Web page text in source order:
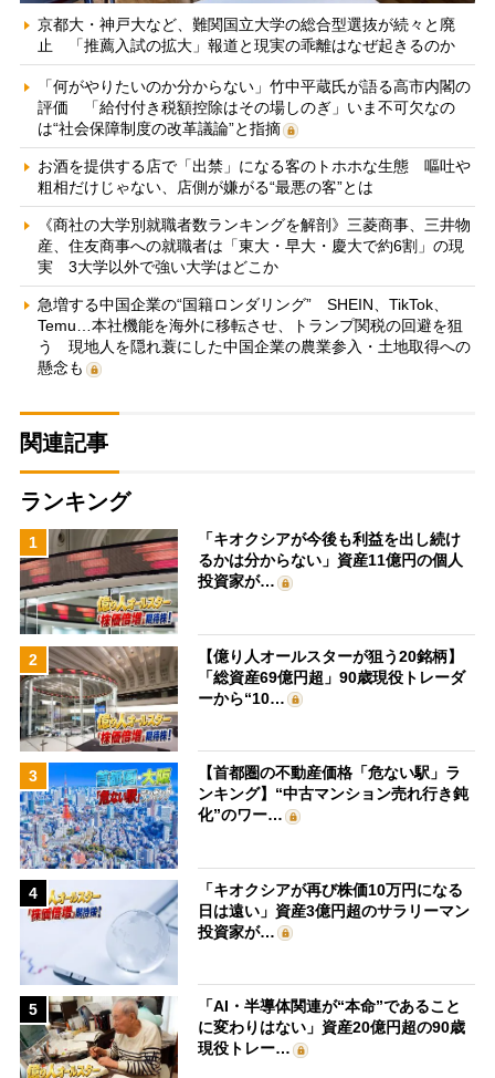
京都大・神戸大など、難関国立大学の総合型選抜が続々と廃
止 「推薦入試の拡大」報道と現実の乖離はなぜ起きるのか
「何がやりたいのか分からない」竹中平蔵氏が語る高市内閣の
評価 「給付付き税額控除はその場しのぎ」いま不可欠なの
は“社会保障制度の改革議論”と指摘
お酒を提供する店で「出禁」になる客のトホホな生態 嘔吐や
粗相だけじゃない、店側が嫌がる“最悪の客”とは
《商社の大学別就職者数ランキングを解剖》三菱商事、三井物
産、住友商事への就職者は「東大・早大・慶大で約6割」の現
実 3大学以外で強い大学はどこか
急増する中国企業の“国籍ロンダリング” SHEIN、TikTok、
Temu…本社機能を海外に移転させ、トランプ関税の回避を狙
う 現地人を隠れ蓑にした中国企業の農業参入・土地取得への
懸念も
関連記事
ランキング
1
「キオクシアが今後も利益を出し続け
るかは分からない」資産11億円の個人
投資家が…
2
【億り人オールスターが狙う20銘柄】
「総資産69億円超」90歳現役トレーダ
ーから“10…
3
【首都圏の不動産価格「危ない駅」ラ
ンキング】“中古マンション売れ行き鈍
化”のワー…
4
「キオクシアが再び株価10万円になる
日は遠い」資産3億円超のサラリーマン
投資家が…
5
「AI・半導体関連が“本命”であること
に変わりはない」資産20億円超の90歳
現役トレー…